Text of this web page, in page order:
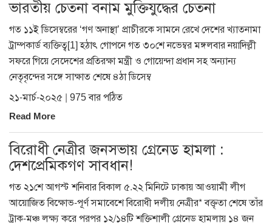
ভারতীয় চেতনা বনাম মুক্তিযুদ্ধের চেতনা
গত ১১ই ডিসেম্বরের ‘গণ অনাস্থা’ প্রাচীরকে সামনে রেখে দেশের খ্যাতনামা
ট্রাম্পকার্ড ব্যক্তিত্ব[1] হঠাৎ গোপনে গত ৩০শে নভেম্বর মঙ্গলবার নয়াদিল্লী
সফরে গিয়ে সেদেশের প্রতিরক্ষা মন্ত্রী ও গোয়েন্দা প্রধান সহ অন্যান্য
নেতৃবৃন্দের সঙ্গে সাক্ষাত শেষে ৪ঠা ডিসেম্ব
২১-মার্চ-২০২৫ | 975 বার পঠিত
Read More
বিরোধী নেত্রীর জনসভায় গ্রেনেড হামলা :
দেশপ্রেমিকগণ সাবধান!
গত ২১শে আগস্ট শনিবার বিকাল ৫.২২ মিনিটে ঢাকায় আওয়ামী লীগ
আয়োজিত বিক্ষোভ-পূর্ণ সমাবেশে বিরোধী দলীয় নেত্রীর* বক্তৃতা শেষে তাঁর
ট্রাক-মঞ্চ লক্ষ্য করে পরপর ১২/১৪টি শক্তিশালী গ্রেনেড হামলায় ১৪ জন